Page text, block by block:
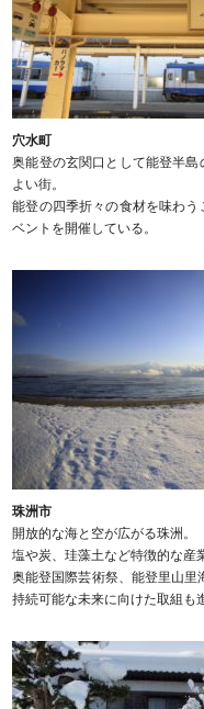
穴水町
奥能登の玄関口として能登半
よい街。
能登の四季折々の食材を味わ
ベントを開催している。
珠洲市
開放的な海と空が広がる珠洲。
塩や炭、珪藻土など特徴的な産
奥能登国際芸術祭、能登里山里
持続可能な未来に向けた取組も